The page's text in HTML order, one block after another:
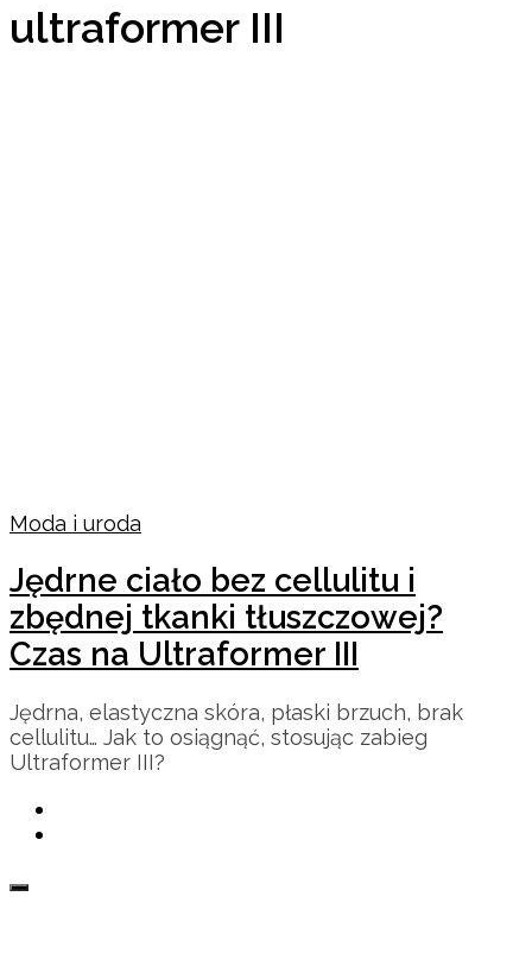
ultraformer III
Moda i uroda
Jędrne ciało bez cellulitu i
zbędnej tkanki tłuszczowej?
Czas na Ultraformer III
Jędrna, elastyczna skóra, płaski brzuch, brak
cellulitu… Jak to osiągnąć, stosując zabieg
Ultraformer III?